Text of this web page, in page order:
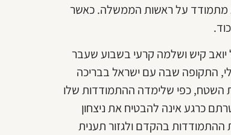
לא מתמודד על ראשות הממשלה. כאשר
יואב קיש ושלמה קרעי בשבוע שעבר
התקופה שבה עם ישראל בבריכה
השטח, כפי שלימדה ההתמודדות שלו
חופשיים, שמטרתם כרגע אינה להבטיח את ניצחון
בהקדם ולגזור תענית